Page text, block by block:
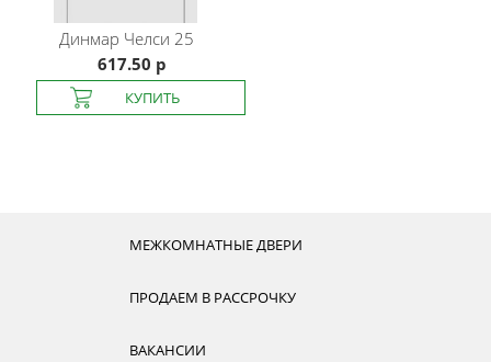
Динмар Челси 25
617.50 р
МЕЖКОМНАТНЫЕ ДВЕРИ
ПРОДАЕМ В РАССРОЧКУ
ВАКАНСИИ